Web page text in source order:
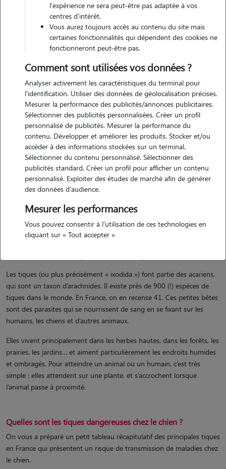
La tique chez le chien : risques,
maladies, prévention et
vaccination
les conseils et avis de votre vétérinaire. En cas de doutes, symptômes,
questions, prenez rendez-vous chez votre vétérinaire !
Les tiques, ces petites bêtes que les hommes craignent notamment
pour la maladie de Lyme, peuvent également être dangereuses chez
nos amis canins. Elles sont particulièrement actives pendant la belle
saison, et représentent l'un des dangers de cette période, au même
titre que lesépilletsou lescoups de chaleurpar exemple... On vous
explique dans cet article quelles maladies sont transmissibles au
chien, leur dangerosité, les éventuels vaccins disponibles et les
Les tiques (ou plus précisément « ixodida ») font partie des acariens,
qui sont un taxon d’arachnides. Il existe près de 900 (!) espèces de
tiques dans le monde. En France, on en recense 41. Ces petites bêtes
sont des parasites qui se nourrissent de sang en se fixant sur les
humains, les chiens et d’autres animaux.
Elles vivent principalement dans les herbes hautes, dans les forêts, les
prairies, les jardins… et aiment particulièrement les endroits humides
et ombragés. Pour atteindre un animal ou un humain, c’est très
simple : elles attendent sur une plante, et s’accrochent lorsque
l’animal passe à proximité.
Quelles sont les tiques dangereuses chez le chien ?
On vous a préparé un petit tableau récapitulatif des principales tiques
en France qui présentent un risque de transmission de maladies chez
le chien.
l'expérience ne sera peut-être pas adaptée à vos
centres d'intérêt.
Vous aurez toujours accès au contenu du site mais
certaines fonctionnalités qui dépendent des cookies ne
fonctionneront peut-être pas.
Comment sont utilisées vos données ?
Analyser activement les caractéristiques du terminal pour
l'identification. Utiliser des données de géolocalisation précises.
Mesurer la performance des publicités/annonces publicitaires.
Sélectionner des publicités personnalisées. Créer un profil
personnalisé de publicités. Mesurer la performance du
contenu. Développer et améliorer les produits. Stocker et/ou
accéder à des informations stockées sur un terminal.
Sélectionner du contenu personnalisé. Sélectionner des
publicités standard. Créer un profil pour afficher un contenu
personnalisé. Exploiter des études de marché afin de générer
des données d'audience.
Mesurer les performances
Vous pouvez consentir à l'utilisation de ces technologies en
cliquant sur « Tout accepter »